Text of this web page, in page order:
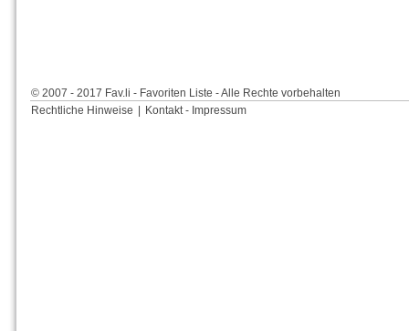
© 2007 - 2017 Fav.li - Favoriten Liste - Alle Rechte vorbehalten
Rechtliche Hinweise
Kontakt - Impressum